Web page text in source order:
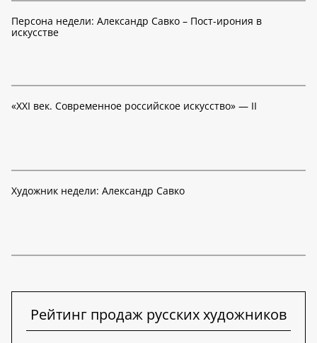
Персона недели: Александр Савко – Пост-ирония в
искусстве
«XXI век. Современное российское искусство» — II
Художник недели: Александр Савко
Рейтинг продаж русских художников